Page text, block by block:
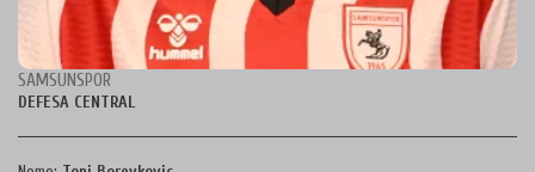
SAMSUNSPOR
DEFESA CENTRAL